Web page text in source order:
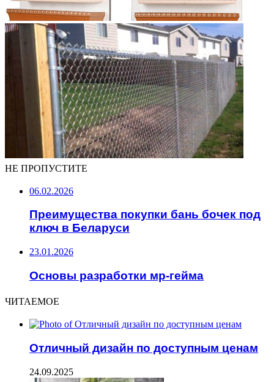
НЕ ПРОПУСТИТЕ
06.02.2026
Преимущества покупки бань бочек под
ключ в Беларуси
23.01.2026
Основы разработки мр-гейма
ЧИТАЕМОЕ
Отличный дизайн по доступным ценам
24.09.2025